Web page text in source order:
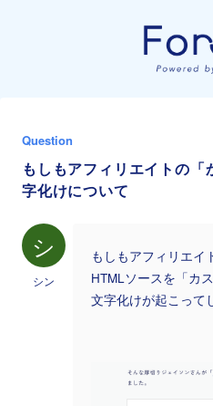
Question
もしもアフィリエイトの
字化けについて
シ
シン
もしもアフィリエイ
HTMLソースを「カ
文字化けが起こって